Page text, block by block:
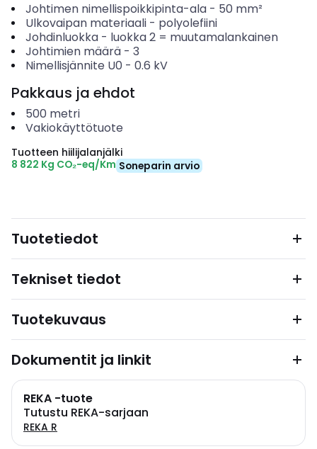
Johtimen nimellispoikkipinta-ala- 50 mm²
Ulkovaipan materiaali- polyolefiini
Johdinluokka- luokka 2 = muutamalankainen
Johtimien määrä- 3
Nimellisjännite U0 - 0.6 kV
Pakkaus ja ehdot
500 metri
Vakiokäyttötuote
Tuotteen hiilijalanjälki
8 822 Kg CO₂-eq/Km Soneparin arvio
Tuotetiedot
Tekniset tiedot
Tuotekuvaus
Dokumentit ja linkit
REKA -tuote
Tutustu REKA-sarjaan
REKA R